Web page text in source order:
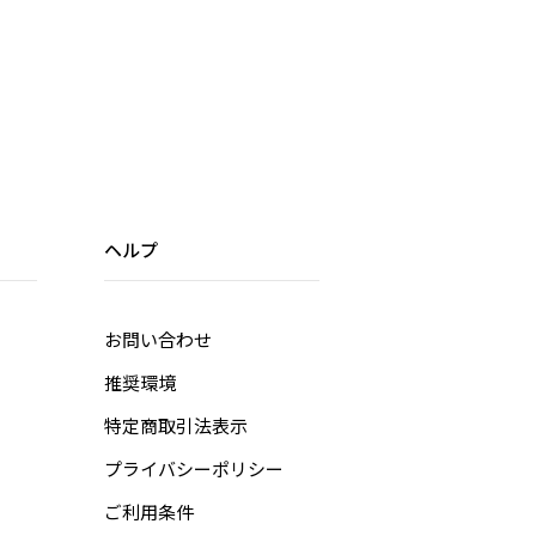
ヘルプ
お問い合わせ
推奨環境
特定商取引法表示
プライバシーポリシー
ご利用条件